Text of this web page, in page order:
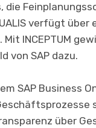
verfügt
INCEPTUM
von SAP dazu.
SAP Business
über